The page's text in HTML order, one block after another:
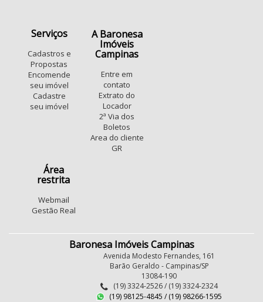
Serviços
Cadastros e
Propostas
Encomende
seu imóvel
Cadastre
seu imóvel
A Baronesa
Imóveis
Campinas
Entre em
contato
Extrato do
Locador
2ª Via dos
Boletos
Area do cliente
GR
Área
restrita
Webmail
Gestão Real
Baronesa Imóveis Campinas
Avenida Modesto Fernandes, 161
Barão Geraldo - Campinas/SP
13084-190
(19) 3324-2526 / (19) 3324-2324
(19) 98125-4845 / (19) 98266-1595